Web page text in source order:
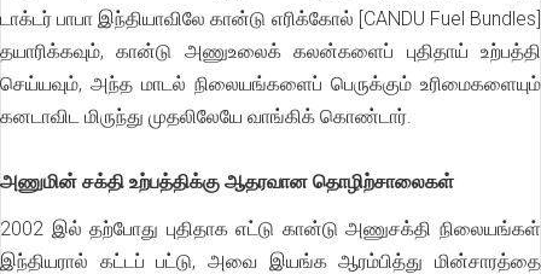
டாக்டர் பாபா இந்தியாவிலே கான்டு எரிக்கோல் [CANDU Fuel Bundles]
தயாரிக்கவும், கான்டு அணுஉலைக் கலன்களைப் புதிதாய் உற்பத்தி
செய்யவும், அந்த மாடல் நிலையங்களைப் பெருக்கும் உரிமைகளையும்
கனடாவிட மிருந்து முதலிலேயே வாங்கிக் கொண்டார்.
அணுமின் சக்தி உற்பத்திக்கு ஆதரவான தொழிற்சாலைகள்
2002 இல் தற்போது புதிதாக எட்டு கான்டு அணுசக்தி நிலையங்கள்
இந்தியரால் கட்டப் பட்டு, அவை இயங்க ஆரம்பித்து மின்சாரத்தை